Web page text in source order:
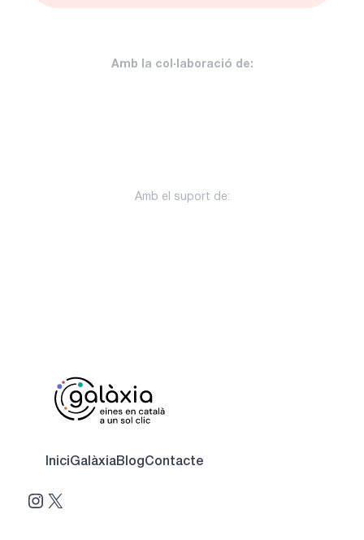
Amb la col·laboració de:
Amb el suport de:
IniciGalàxiaBlogContacte
Instagram
X